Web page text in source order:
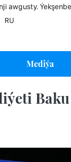
awgusty. Ýekşenbe
RU
Mediýa